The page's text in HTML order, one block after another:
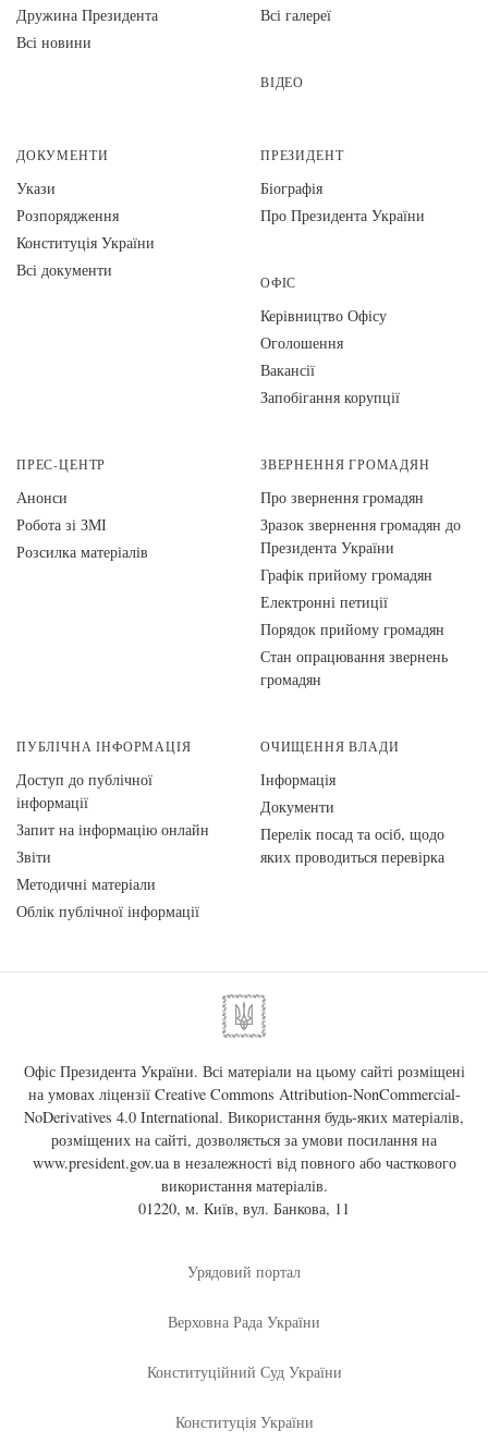
Дружина Президента
Всі новини
Всі галереї
ВІДЕО
ДОКУМЕНТИ
Укази
Розпорядження
Конституція України
Всі документи
ПРЕЗИДЕНТ
Біографія
Про Президента України
ОФІС
Керівництво Офісу
Оголошення
Вакансії
Запобігання корупції
ПРЕС-ЦЕНТР
Анонси
Робота зі ЗМІ
Розсилка матеріалів
ЗВЕРНЕННЯ ГРОМАДЯН
Про звернення громадян
Зразок звернення громадян до
Президента України
Графік прийому громадян
Електронні петиції
Порядок прийому громадян
Стан опрацювання звернень
громадян
ПУБЛІЧНА ІНФОРМАЦІЯ
Доступ до публічної
інформації
Запит на інформацію онлайн
Звіти
Методичні матеріали
Облік публічної інформації
ОЧИЩЕННЯ ВЛАДИ
Інформація
Документи
Перелік посад та осіб, щодо
яких проводиться перевірка
Офіс Президента України. Всі матеріали на цьому сайті розміщені
на умовах ліцензії Creative Commons Attribution-NonCommercial-
NoDerivatives 4.0 International. Використання будь-яких матеріалів,
розміщених на сайті, дозволяється за умови посилання на
www.president.gov.uaв незалежності від повного або часткового
використання матеріалів.
01220, м. Київ, вул. Банкова, 11
Урядовий портал
Верховна Рада України
Конституційний Суд України
Конституція України